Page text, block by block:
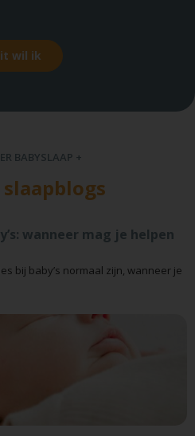
wil ik
BABYSLAAP +
wanneer mag je helpen
bij baby’s normaal zijn, wanneer je